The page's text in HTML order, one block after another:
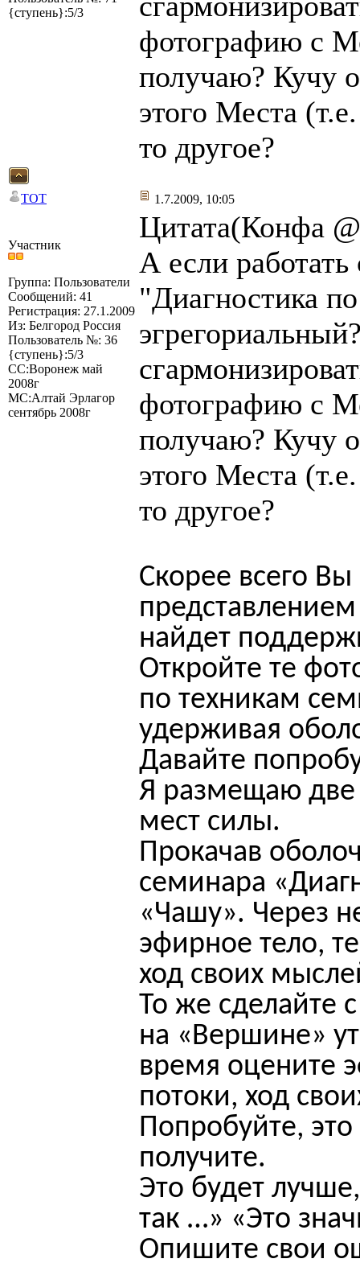
{ступень}:5/3
фотографию с
получаю? Кучу
этого Места
то другое?
TOT 1.7.2009, 10:05
Участник
Группа: Пользователи
Сообщений: 41
Регистрация: 27.1.2009
Из: Белгород Россия
Пользователь №: 36
{ступень}:5/3
СС:Воронеж май
2008г
МС:Алтай Эрлагор
сентябрь 2008г
Цитата(Конфа
А если
"Диагностика
фотографию с
получаю? Кучу
этого Места
то другое?
Скорее всего
найдет
Откройте те
по техникам
удерживая
Давайте
Я размещаю две
мест силы.
Прокачав
семинара
«Чашу». Через
эфирное тело,
ход своих
То же сделайте
на «Вершине»
время оцените
потоки, ход
Попробуйте,
получите.
Это будет
так …» «Это
Опишите свои